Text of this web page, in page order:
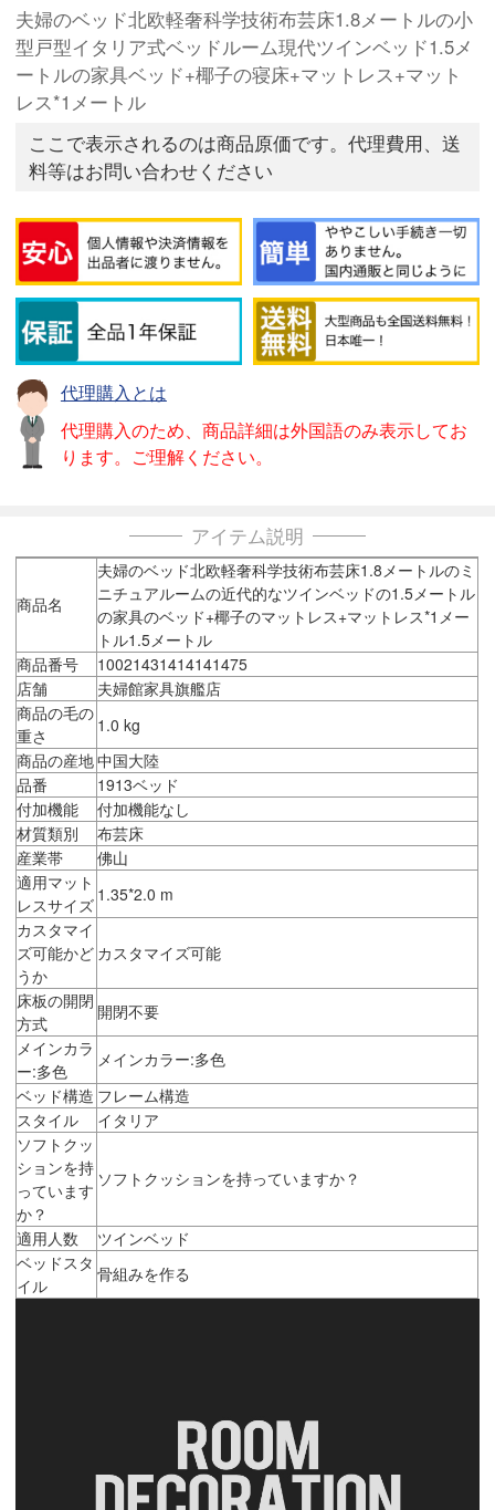
夫婦のベッド北欧軽奢科学技術布芸床1.8メートルの小
型戸型イタリア式ベッドルーム現代ツインベッド1.5メ
ートルの家具ベッド+椰子の寝床+マットレス+マット
レス*1メートル
ここで表示されるのは商品原価です。代理費用、送
料等はお問い合わせください
代理購入とは
代理購入のため、商品詳細は外国語のみ表示してお
ります。ご理解ください。
アイテム説明
商品名
夫婦のベッド北欧軽奢科学技術布芸床1.8メートルのミ
ニチュアルームの近代的なツインベッドの1.5メートル
の家具のベッド+椰子のマットレス+マットレス*1メー
トル1.5メートル
商品番号
10021431414141475
店舗
夫婦館家具旗艦店
商品の毛の
重さ
1.0 kg
商品の産地中国大陸
品番
1913ベッド
付加機能
付加機能なし
材質類別
布芸床
産業帯
佛山
適用マット
レスサイズ 1.35*2.0 m
カスタマイ
ズ可能かど
うか
カスタマイズ可能
床板の開閉
方式
開閉不要
メインカラ
ー:多色
メインカラー:多色
ベッド構造 フレーム構造
スタイル
イタリア
ソフトクッ
ションを持
っています
か？
ソフトクッションを持っていますか？
適用人数
ツインベッド
ベッドスタ
イル
骨組みを作る